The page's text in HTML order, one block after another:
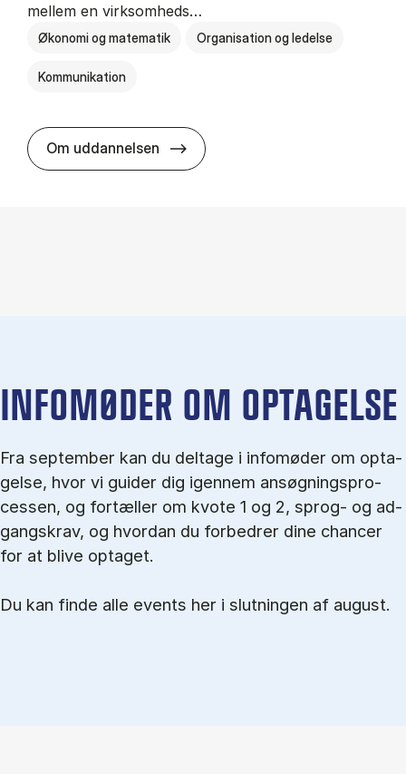
mellem en virksomheds…
Økonomi og matematik Organisation og ledelse
Kommunikation
Om uddannelsen HA(kom.) - erhvervs­økonomi
IN­FO­MØ­DER OM OP­TA­GEL­SE
Fra september kan du del­tage i in­fo­mø­der om op­ta­
gel­se, hvor vi gu­i­der dig igen­nem an­søg­nings­pro­
ces­sen, og for­tæl­ler om kvo­te 1 og 2, sprog- og ad­
gangs­krav, og hvordan du forbedrer dine chancer
for at blive optaget.
Du kan finde alle events her i slutningen af august.